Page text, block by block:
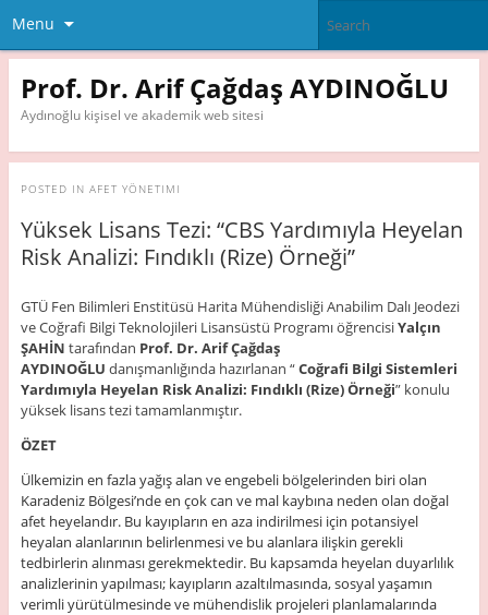
Menu
Prof. Dr. Arif Çağdaş AYDINOĞLU
Aydınoğlu kişisel ve akademik web sitesi
POSTED IN AFET YÖNETIMI
Yüksek Lisans Tezi: “CBS Yardımıyla Heyelan
Risk Analizi: Fındıklı (Rize) Örneği”
GTÜ Fen Bilimleri Enstitüsü Harita Mühendisliği Anabilim Dalı Jeodezi
ve Coğrafi Bilgi Teknolojileri Lisansüstü Programı öğrencisiYalçın
ŞAHİN tarafından Prof. Dr. Arif Çağdaş
AYDINOĞLU danışmanlığında hazırlanan “Coğrafi Bilgi Sistemleri
Yardımıyla Heyelan Risk Analizi: Fındıklı (Rize) Örneği” konulu
yüksek lisans tezi tamamlanmıştır.
ÖZET
Ülkemizin en fazla yağış alan ve engebeli bölgelerinden biri olan
Karadeniz Bölgesi’nde en çok can ve mal kaybına neden olan doğal
afet heyelandır. Bu kayıpların en aza indirilmesi için potansiyel
heyalan alanlarının belirlenmesi ve bu alanlara ilişkin gerekli
tedbirlerin alınması gerekmektedir. Bu kapsamda heyelan duyarlılık
analizlerinin yapılması; kayıpların azaltılmasında, sosyal yaşamın
verimli yürütülmesinde ve mühendislik projeleri planlamalarında